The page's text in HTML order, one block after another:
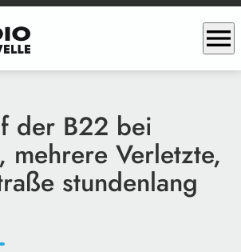
menu
der B22 bei
mehrere Verletzte,
stundenlang